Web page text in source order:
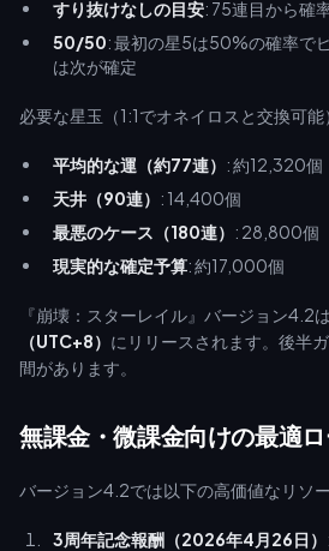
すり抜けなしの目安: 75連目から確
50/50: 最初の星5は50%の確率で
は次が確定
必要な星玉（1:1でオネイロスと交換可能
平均的な運（約77連） : 約12,320個
天井（90連） : 14,400個
最悪のケース（180連） : 28,800個
現実的な確定予算: 約17,000個
『崩壊：スターレイル』バージョン4.2は
（UTC+8） にリリースされます。後半
間があります。
無課金・微課金向けの最適
バージョン4.2では以下の高価値なリソ
3周年記念報酬（2026年4月26日）